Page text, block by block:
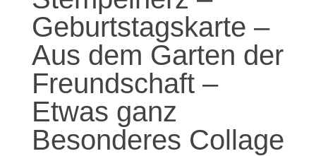
Geburtstagskarte –
Aus dem Garten der
Freundschaft –
Etwas ganz
Besonderes Collage